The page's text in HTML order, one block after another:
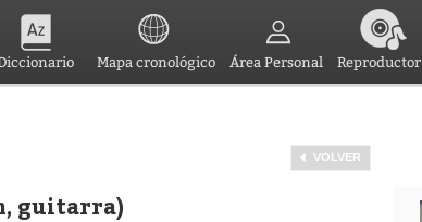
Mapa cronológico Área Personal Reproductor
VOLVER
guitarra)